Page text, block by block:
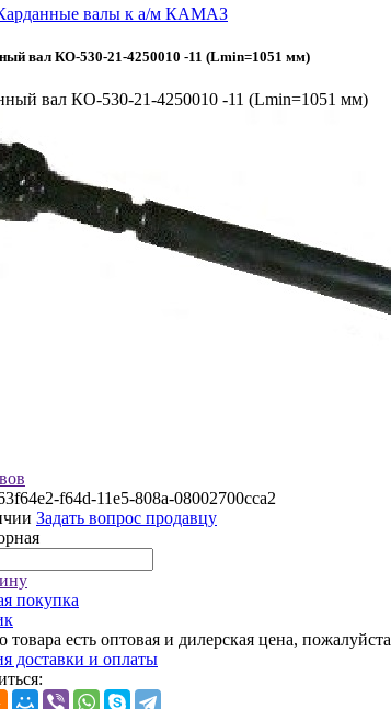
валы к а/м КАМАЗ
вал КО-530-21-4250010 -11 (Lmin=1051 мм)
вал КО-530-21-4250010 -11 (Lmin=1051 мм)
f64d-11e5-808a-08002700cca2
Задать вопрос продавцу
покупка
товара есть оптовая и дилерская цена, пожалуйста
доставки и оплаты